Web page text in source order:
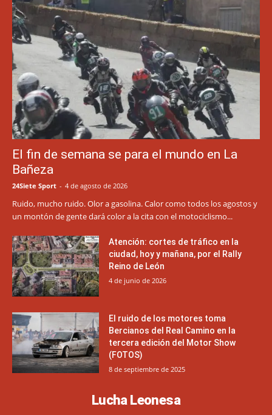
El fin de semana se para el mundo en La
Bañeza
24Siete Sport - 4 de agosto de 2026
Ruido, mucho ruido. Olor a gasolina. Calor como todos los agostos y
un montón de gente dará color a la cita con el motociclismo...
Atención: cortes de tráfico en la
ciudad, hoy y mañana, por el Rally
Reino de León
4 de junio de 2026
El ruido de los motores toma
Bercianos del Real Camino en la
tercera edición del Motor Show
(FOTOS)
8 de septiembre de 2025
Lucha Leonesa